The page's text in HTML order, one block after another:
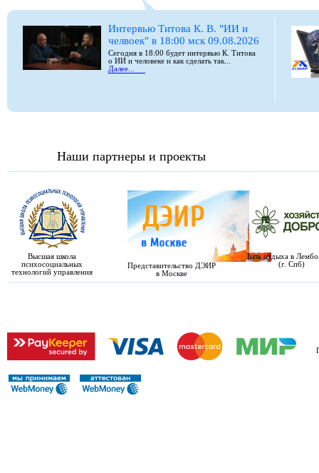
Интервью Титова К. В. "ИИ и
челвоек" в 18:00 мск 09.08.2026
Сегодня в 18:00 будет интервью К. Титова
о ИИ и человеке и как сделать так...
Далее...
Наши партнеры и проекты
Высшая школа
психосоциальных
технологий управления
Представительство ДЭИР
в Москве
База отдыха в
(г. Спб)